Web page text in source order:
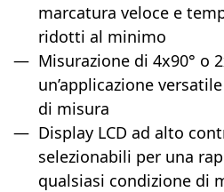
marcatura veloce e
ridotti al minimo
Misurazione di 4x90° o
un’applicazione
di misura
Display LCD ad alto
selezionabili per una
qualsiasi condizione di